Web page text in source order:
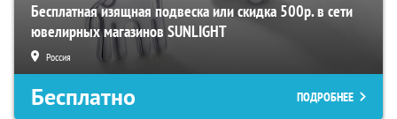
Бесплатная изящная подвеска или скидка 500р. в сети
ювелирных магазинов SUNLIGHT
Россия
Бесплатно ПОДРОБНЕЕ